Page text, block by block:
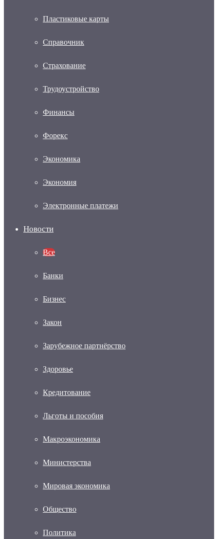
Пластиковые карты
Справочник
Страхование
Трудоустройство
Финансы
Форекс
Экономика
Экономия
Электронные платежи
Новости
Все
Банки
Бизнес
Закон
Зарубежное партнёрство
Здоровье
Кредитование
Льготы и пособия
Макроэкономика
Министерства
Мировая экономика
Общество
Политика